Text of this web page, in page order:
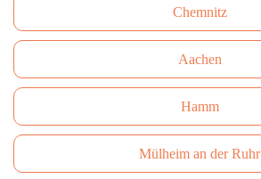
Сhemnitz
Aachen
Hamm
Mülheim an der Ruhr